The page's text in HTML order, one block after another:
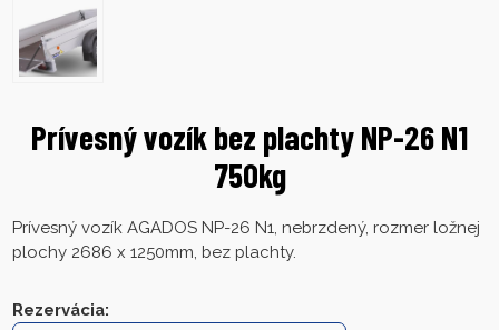
Prívesný vozík bez plachty NP-26 N1
750kg
Prívesný vozík AGADOS NP-26 N1, nebrzdený, rozmer ložnej
plochy 2686 x 1250mm, bez plachty.
Rezervácia: